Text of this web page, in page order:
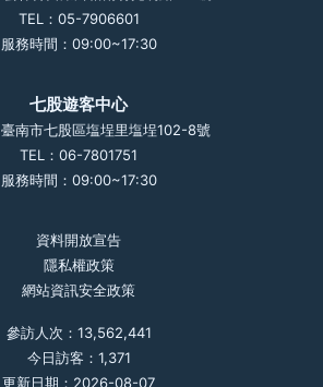
TEL：05-7906601
服務時間：09:00~17:30
七股遊客中心
南市七股區塩埕里塩埕102-8號
TEL：06-7801751
服務時間：09:00~17:30
資料開放宣告
隱私權政策
網站資訊安全政策
參訪人次：13,562,441
今日訪客：1,371
更新日期：2026-08-07